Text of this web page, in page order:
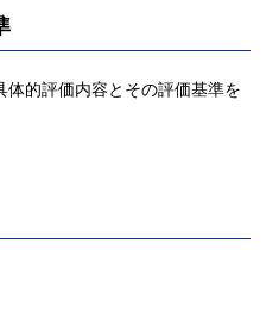
的評価内容とその評価基準を